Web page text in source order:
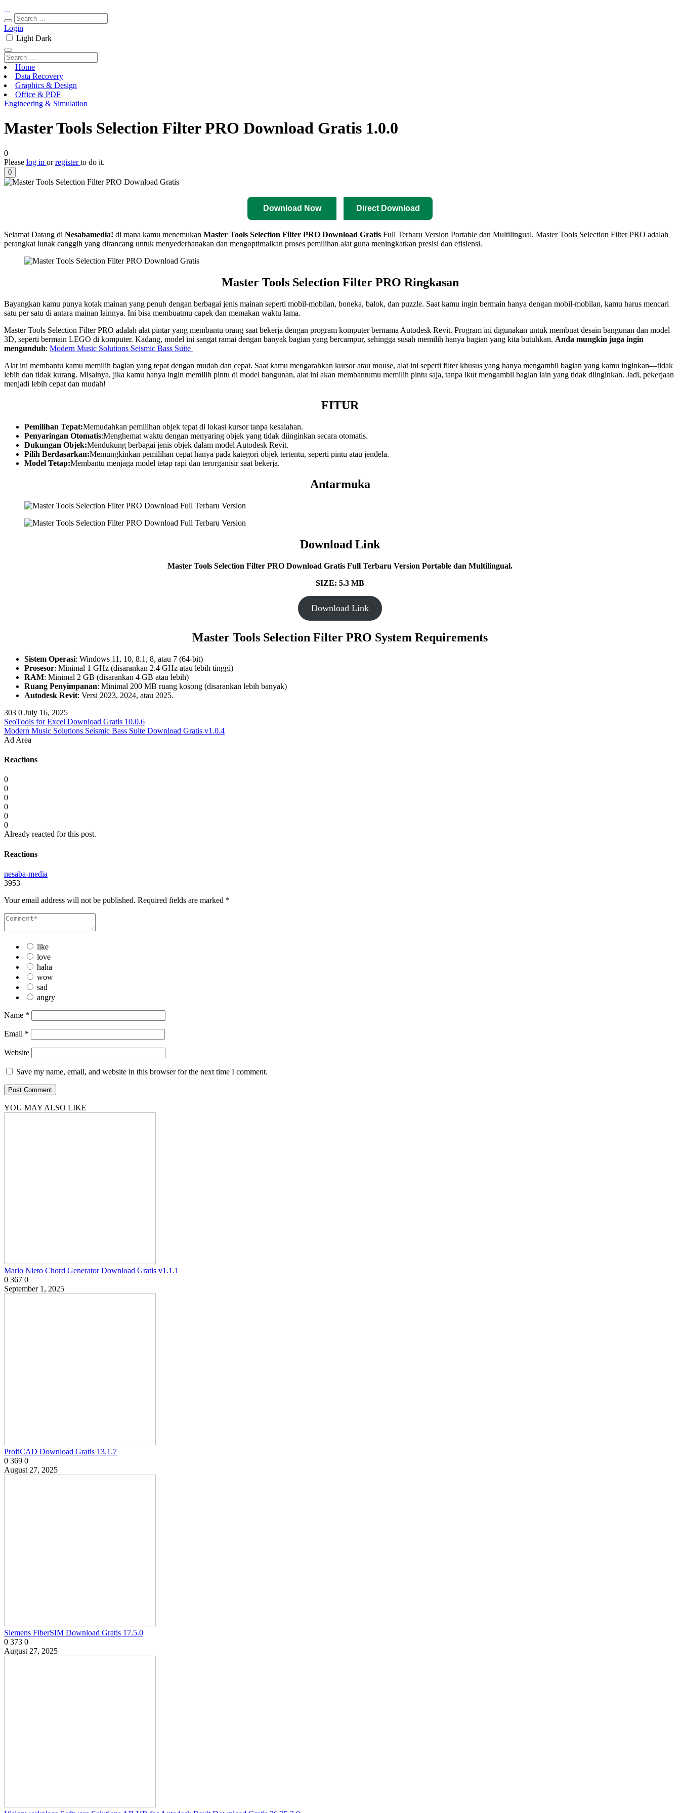
Login
Light Dark
Home
Data Recovery
Graphics & Design
Office & PDF
Engineering & Simulation
Master Tools Selection Filter PRO Download Gratis 1.0.0
0
Please log in orregisterto do it.
0
Download Now Direct Download
Selamat Datang di Nesabamedia! di mana kamu menemukan Master Tools Selection Filter PRO Download Gratis Full Terbaru Version Portable dan Multilingual. Master Tools Selection Filter PRO adalah
perangkat lunak canggih yang dirancang untuk menyederhanakan dan mengoptimalkan proses pemilihan alat guna meningkatkan presisi dan efisiensi.
Master Tools Selection Filter PRO Ringkasan
Bayangkan kamu punya kotak mainan yang penuh dengan berbagai jenis mainan seperti mobil-mobilan, boneka, balok, dan puzzle. Saat kamu ingin bermain hanya dengan mobil-mobilan, kamu harus mencari
satu per satu di antara mainan lainnya. Ini bisa membuatmu capek dan memakan waktu lama.
Master Tools Selection Filter PRO adalah alat pintar yang membantu orang saat bekerja dengan program komputer bernama Autodesk Revit. Program ini digunakan untuk membuat desain bangunan dan model
3D, seperti bermain LEGO di komputer. Kadang, model ini sangat ramai dengan banyak bagian yang bercampur, sehingga susah memilih hanya bagian yang kita butuhkan. Anda mungkin juga ingin
mengunduh: Modern Music Solutions Seismic Bass Suite
Alat ini membantu kamu memilih bagian yang tepat dengan mudah dan cepat. Saat kamu mengarahkan kursor atau mouse, alat ini seperti filter khusus yang hanya mengambil bagian yang kamu inginkan—tidak
lebih dan tidak kurang. Misalnya, jika kamu hanya ingin memilih pintu di model bangunan, alat ini akan membantumu memilih pintu saja, tanpa ikut mengambil bagian lain yang tidak diinginkan. Jadi, pekerjaan
menjadi lebih cepat dan mudah!
FITUR
Pemilihan Tepat:Memudahkan pemilihan objek tepat di lokasi kursor tanpa kesalahan.
Penyaringan Otomatis:Menghemat waktu dengan menyaring objek yang tidak diinginkan secara otomatis.
Dukungan Objek:Mendukung berbagai jenis objek dalam model Autodesk Revit.
Pilih Berdasarkan:Memungkinkan pemilihan cepat hanya pada kategori objek tertentu, seperti pintu atau jendela.
Model Tetap:Membantu menjaga model tetap rapi dan terorganisir saat bekerja.
Antarmuka
Download Link
Master Tools Selection Filter PRO Download Gratis Full Terbaru Version Portable dan Multilingual.
SIZE: 5.3 MB
Download Link
Master Tools Selection Filter PRO System Requirements
Sistem Operasi: Windows 11, 10, 8.1, 8, atau 7 (64-bit)
Prosesor: Minimal 1 GHz (disarankan 2.4 GHz atau lebih tinggi)
RAM: Minimal 2 GB (disarankan 4 GB atau lebih)
Ruang Penyimpanan: Minimal 200 MB ruang kosong (disarankan lebih banyak)
Autodesk Revit: Versi 2023, 2024, atau 2025.
303 0 July 16, 2025
SeoTools for Excel Download Gratis 10.0.6
Modern Music Solutions Seismic Bass Suite Download Gratis v1.0.4
Ad Area
Reactions
0
0
0
0
0
0
Already reacted for this post.
Reactions
nesaba-media
3953
Your email address will not be published. Required fields are marked *
like
love
haha
wow
sad
angry
Name *
Email *
Website
Save my name, email, and website in this browser for the next time I comment.
YOU MAY ALSO LIKE
Mario Nieto Chord Generator Download Gratis v1.1.1
0 367 0
September 1, 2025
ProfiCAD Download Gratis 13.1.7
0 369 0
August 27, 2025
Siemens FiberSIM Download Gratis 17.5.0
0 373 0
August 27, 2025